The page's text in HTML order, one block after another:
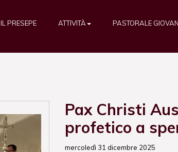
IL PRESEPE ATTIVITÀ PASTORALE
Pax Christi
profetico a
mercoledì 31 dicembre 2025